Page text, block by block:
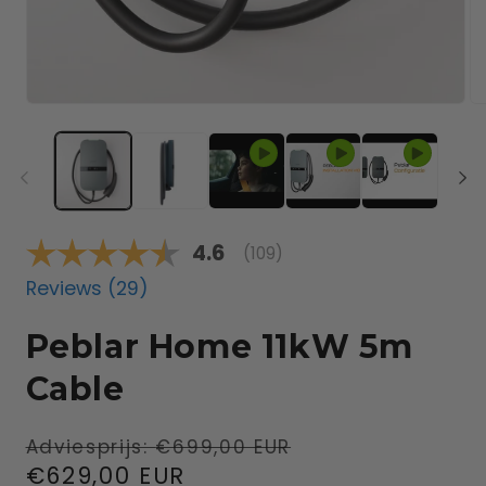
Average rating:
4.6 (votes:
109)
Reviews (29)
Peblar Home 11kW 5m
Cable
Regular
price
Adviesprijs:€699,00 EUR
€629,00 EUR